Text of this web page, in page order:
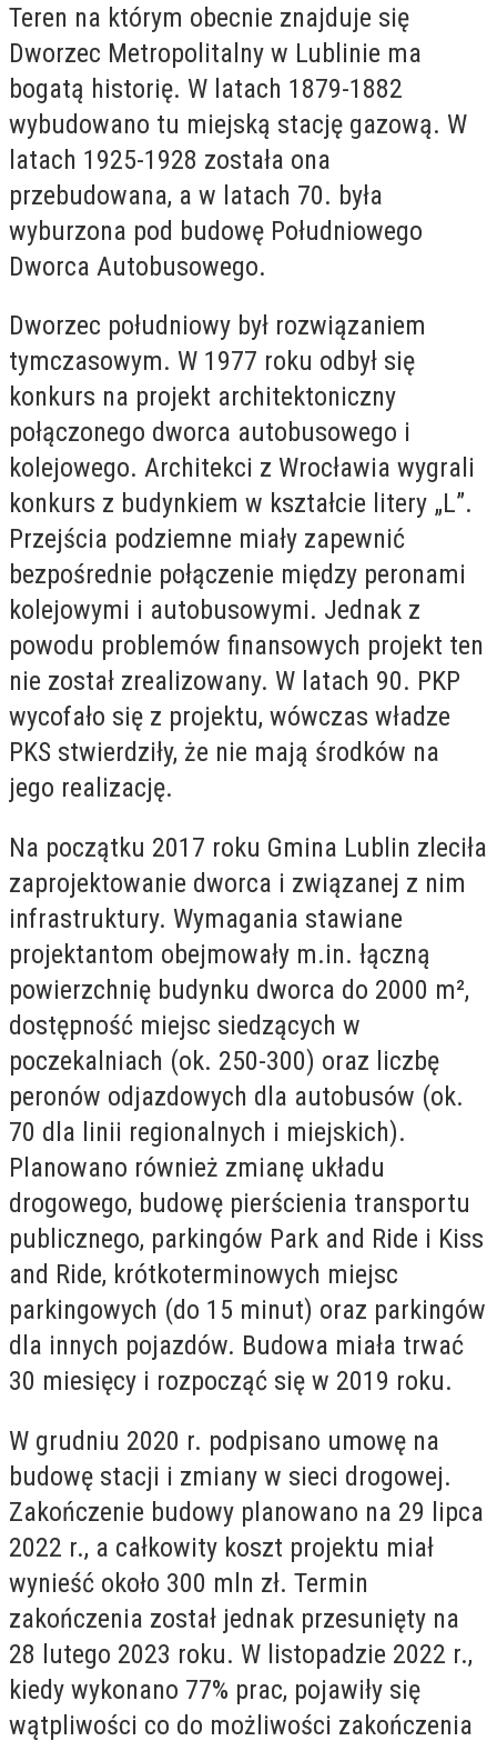
Teren na którym obecnie znajduje się
Dworzec Metropolitalny w Lublinie ma
bogatą historię. W latach 1879-1882
wybudowano tu miejską stację gazową. W
latach 1925-1928 została ona
przebudowana, a w latach 70. była
wyburzona pod budowę Południowego
Dworca Autobusowego.
Dworzec południowy był rozwiązaniem
tymczasowym. W 1977 roku odbył się
konkurs na projekt architektoniczny
połączonego dworca autobusowego i
kolejowego. Architekci z Wrocławia wygrali
konkurs z budynkiem w kształcie litery „L”.
Przejścia podziemne miały zapewnić
bezpośrednie połączenie między peronami
kolejowymi i autobusowymi. Jednak z
powodu problemów finansowych projekt ten
nie został zrealizowany. W latach 90. PKP
wycofało się z projektu, wówczas władze
PKS stwierdziły, że nie mają środków na
jego realizację.
Na początku 2017 roku Gmina Lublin zleciła
zaprojektowanie dworca i związanej z nim
infrastruktury. Wymagania stawiane
projektantom obejmowały m.in. łączną
powierzchnię budynku dworca do 2000 m²,
dostępność miejsc siedzących w
poczekalniach (ok. 250-300) oraz liczbę
peronów odjazdowych dla autobusów (ok.
70 dla linii regionalnych i miejskich).
Planowano również zmianę układu
drogowego, budowę pierścienia transportu
publicznego, parkingów Park and Ride i Kiss
and Ride, krótkoterminowych miejsc
parkingowych (do 15 minut) oraz parkingów
dla innych pojazdów. Budowa miała trwać
30 miesięcy i rozpocząć się w 2019 roku.
W grudniu 2020 r. podpisano umowę na
budowę stacji i zmiany w sieci drogowej.
Zakończenie budowy planowano na 29 lipca
2022 r., a całkowity koszt projektu miał
wynieść około 300 mln zł. Termin
zakończenia został jednak przesunięty na
28 lutego 2023 roku. W listopadzie 2022 r.,
kiedy wykonano 77% prac, pojawiły się
wątpliwości co do możliwości zakończenia